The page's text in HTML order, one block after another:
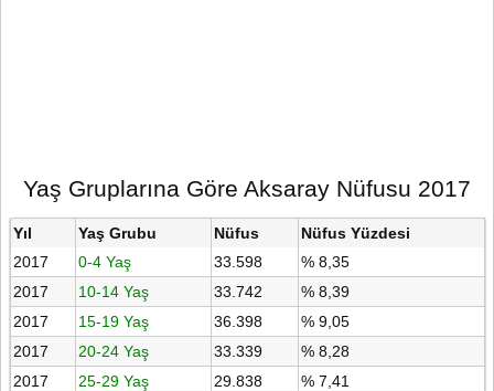
Yaş Gruplarına Göre Aksaray Nüfusu 2017
Yıl Yaş Grubu Nüfus
Nüfus Yüzdesi
2017
0-4 Yaş 33.598
% 8,35
2017
10-14 Yaş 33.742
% 8,39
2017
15-19 Yaş 36.398
% 9,05
2017
20-24 Yaş 33.339
% 8,28
2017
25-29 Yaş 29.838
% 7,41